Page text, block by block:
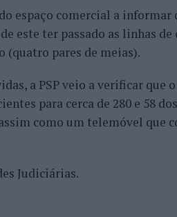
espaço comercial a informar
este ter passado as linhas de
(quatro pares de meias).
a PSP veio a verificar que
para cerca de 280 e 58
como um telemóvel que
Judiciárias.